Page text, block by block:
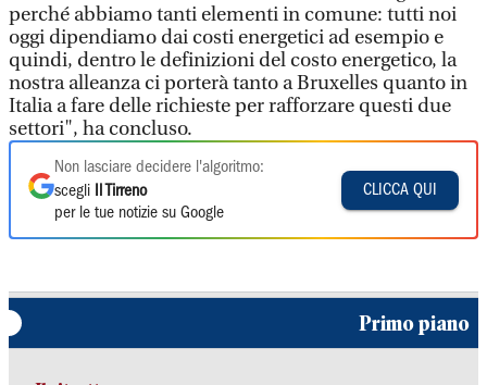
perché abbiamo tanti elementi in comune: tutti noi
oggi dipendiamo dai costi energetici ad esempio e
quindi, dentro le definizioni del costo energetico, la
nostra alleanza ci porterà tanto a Bruxelles quanto in
Italia a fare delle richieste per rafforzare questi due
settori", ha concluso.
Non lasciare decidere l'algoritmo:
scegli
Il Tirreno
per le tue notizie su Google
CLICCA QUI
Primo piano